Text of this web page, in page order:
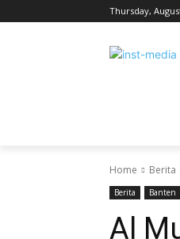
Thursday,
Home Berita
Berita Banten
Al